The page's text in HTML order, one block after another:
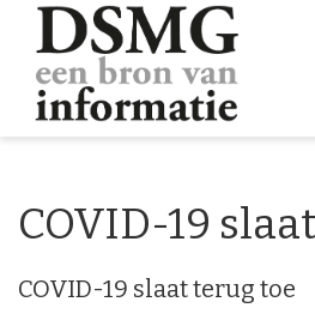
COVID-19
COVID-19 slaat terug toe